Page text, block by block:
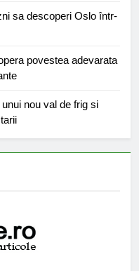
sa descoperi Oslo într-
povestea adevarata
nou val de frig si